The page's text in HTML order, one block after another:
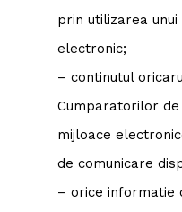
prin utilizarea
electronic;
– continutul
Cumparatorilor
mijloace
de comunicare
– orice informatie